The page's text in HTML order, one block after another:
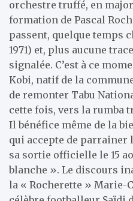
orchestre truffé, en
formation de Pascal
passent, quelque temps
1971) et, plus aucune
signalée. C’est à ce
Kobi, natif de la
de remonter Tabu
cette fois, vers la rumba
Il bénéfice même de la
qui accepte de
sa sortie officielle le 15
blanche ». Le discours
la « Rocherette » Marie-